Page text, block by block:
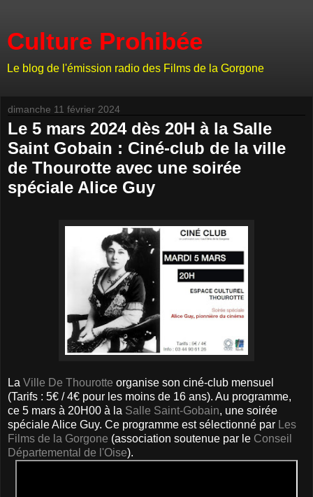
Culture Prohibée
Le blog de l'émission radio des Films de la Gorgone
dimanche 11 février 2024
Le 5 mars 2024 dès 20H à la Salle
Saint Gobain : Ciné-club de la ville
de Thourotte avec une soirée
spéciale Alice Guy
La Ville De Thourotte organise son ciné-club mensuel
(Tarifs : 5€ / 4€ pour les moins de 16 ans). Au programme,
ce 5 mars à 20H00 à la Salle Saint-Gobain, une soirée
spéciale Alice Guy. Ce programme est sélectionné par Les
Films de la Gorgone (association soutenue par le Conseil
Départemental de l'Oise).